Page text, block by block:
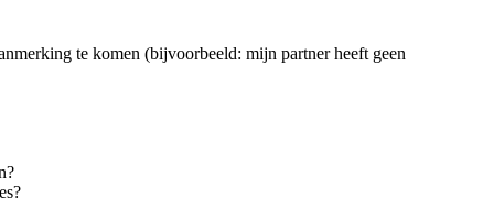
te komen (bijvoorbeeld: mijn partner heeft geen